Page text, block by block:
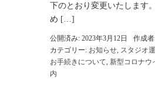
下のとおり変更いたします
め […]
公開済み: 2023年3月12日 作成
カテゴリー: お知らせ, スタジオ
お手続きについて, 新型コロナウ
内